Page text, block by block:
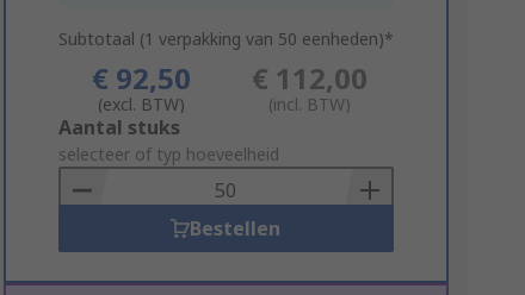
Subtotaal (1 verpakking van 50 eenheden)*
€ 92,50
(excl. BTW)
€ 112,00
(incl. BTW)
Add
to
Basket
Aantal stuks
selecteer of typ hoeveelheid
Bestellen